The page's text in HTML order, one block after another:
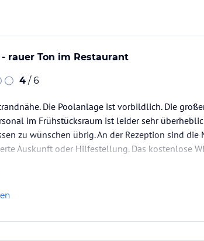
rauer Ton im Restaurant
4 / 6
Die Poolanlage ist vorbildlich. Die
im Frühstücksraum ist leider sehr
zu wünschen übrig. An der Rezeption sind
Auskunft oder Hilfestellung. Das kostenlose